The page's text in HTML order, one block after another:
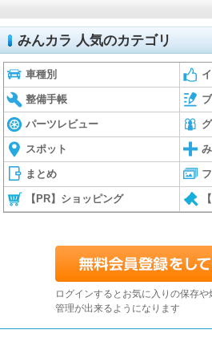
みんカラ 人気のカテゴリ
車種別
整備手帳
パーツレビュー
スポット
まとめ
【PR】ショッピング
ログインするとお気に入りの保存
管理が出来るようになります